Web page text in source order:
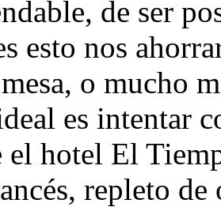
de ser
esto nos
o mucho
es intentar
el hotel El
repleto